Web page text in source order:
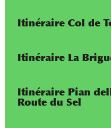
Itinéraire Col de
Itinéraire La
Itinéraire Pian
Route du Sel
erreur